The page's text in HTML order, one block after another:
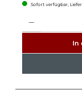
Sofort verfügbar,
In